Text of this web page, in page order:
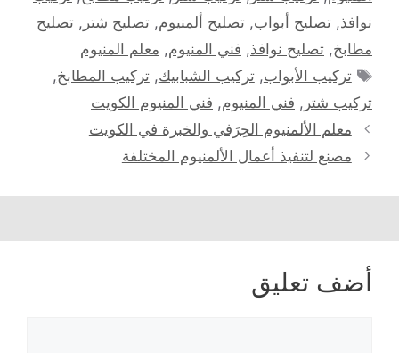
نوافذ, تصليح أبواب, تصليح ألمنيوم, تصليح شتر , تصليح
مطابخ, تصليح نوافذ, فني المنيوم, معلم المنيوم
الوسوم
تركيب الأبواب,تركيب الشبابيك,تركيب المطابخ,
تركيب شتر , فني المنيوم, فني المنيوم الكويت
معلم الألمنيوم الحِرَفي والخبرة في الكويت
مصنع لتنفيذ أعمال الألمنيوم المختلفة
أضف تعليق